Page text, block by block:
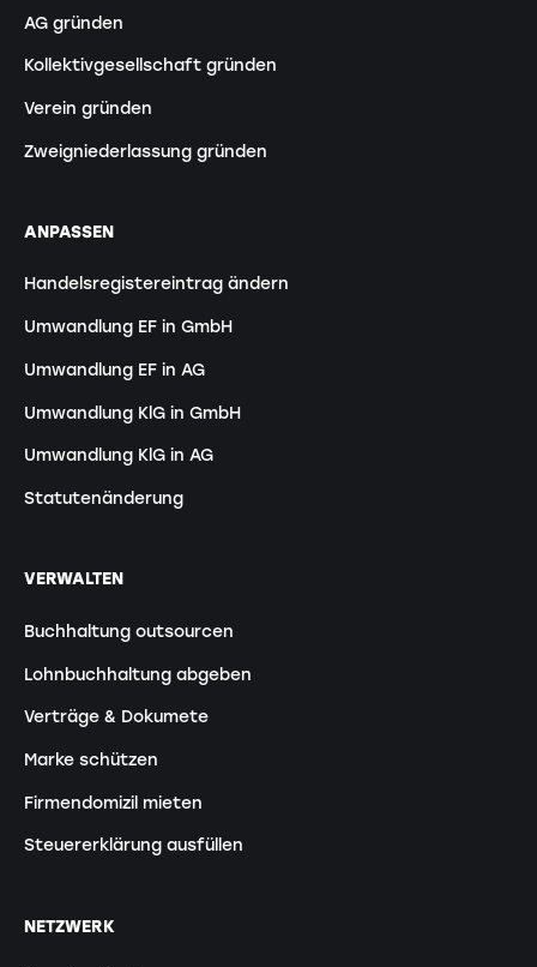
AG gründen
Kollektivgesellschaft gründen
Verein gründen
Zweigniederlassung gründen
ANPASSEN
Handelsregistereintrag ändern
Umwandlung EF in GmbH
Umwandlung EF in AG
Umwandlung KlG in GmbH
Umwandlung KlG in AG
Statutenänderung
VERWALTEN
Buchhaltung outsourcen
Lohnbuchhaltung abgeben
Verträge & Dokumete
Marke schützen
Firmendomizil mieten
Steuererklärung ausfüllen
NETZWERK